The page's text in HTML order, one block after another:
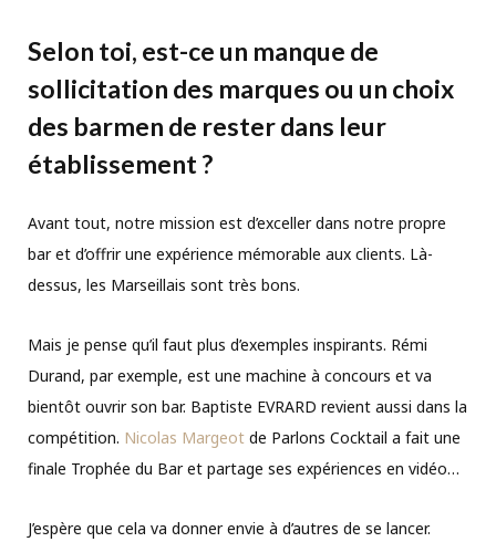
Selon toi, est-ce un manque de
sollicitation des marques ou un choix
des barmen de rester dans leur
établissement ?
Avant tout, notre mission est d’exceller dans notre propre
bar et d’offrir une expérience mémorable aux clients. Là-
dessus, les Marseillais sont très bons.
Mais je pense qu’il faut plus d’exemples inspirants. Rémi
Durand, par exemple, est une machine à concours et va
bientôt ouvrir son bar. Baptiste EVRARD revient aussi dans la
compétition. Nicolas Margeot de Parlons Cocktail a fait une
finale Trophée du Bar et partage ses expériences en vidéo…
J’espère que cela va donner envie à d’autres de se lancer.